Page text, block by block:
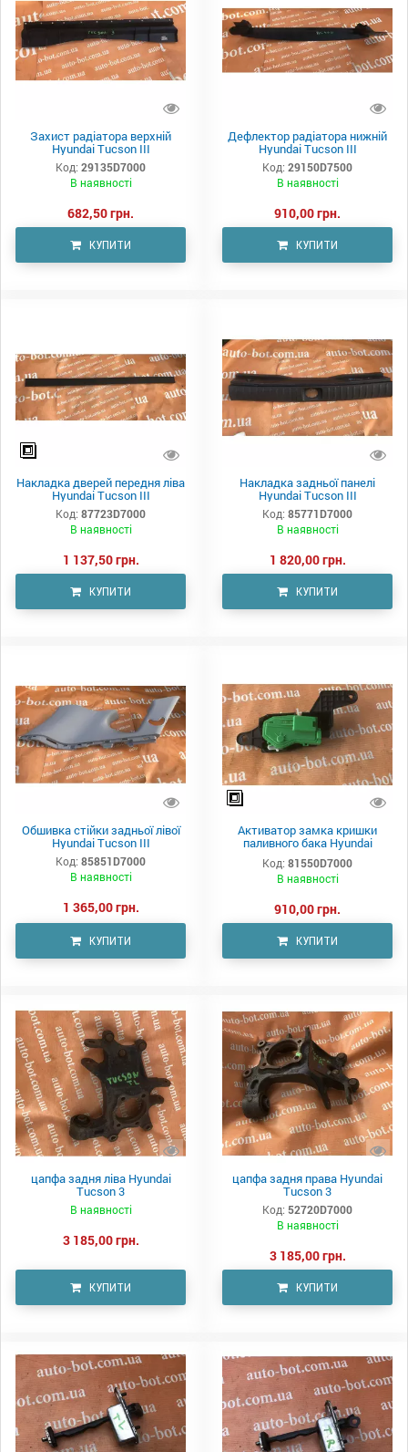
Захист радіатора верхній
Hyundai Tucson III
Код: 29135D7000
В наявності
682,50 грн.
КУПИТИ
Дефлектор радіатора нижній
Hyundai Tucson III
Код: 29150D7500
В наявності
910,00 грн.
КУПИТИ
Накладка дверей передня ліва
Hyundai Tucson III
Код: 87723D7000
В наявності
1 137,50 грн.
КУПИТИ
Накладка задньої панелі
Hyundai Tucson III
Код: 85771D7000
В наявності
1 820,00 грн.
КУПИТИ
Обшивка стійки задньої лівої
Hyundai Tucson III
Код: 85851D7000
В наявності
1 365,00 грн.
КУПИТИ
Активатор замка кришки
паливного бака Hyundai
Tucson III
Код: 81550D7000
В наявності
910,00 грн.
КУПИТИ
цапфа задня ліва Hyundai
Tucson 3
В наявності
3 185,00 грн.
КУПИТИ
цапфа задня права Hyundai
Tucson 3
Код: 52720D7000
В наявності
3 185,00 грн.
КУПИТИ